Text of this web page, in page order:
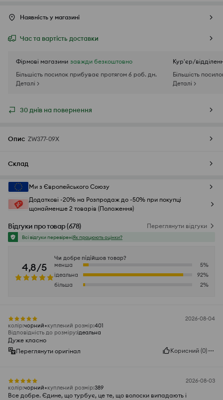
Наявність у магазині
Час та вартість доставки
Фірмові магазини завжди безкоштовно
Більшість посилок прибуває протягом 6 роб. дн.
Деталі >
Кур'єр/
Більшість
Деталі >
30 днів на повернення
Опис ZW377-09X
Склад
Ми з Європейського Союзу
Додаткові -20% на Розпродаж до -50% при покупці
щонайменше 2 товарів (Положення)
Відгуки про товар(678) Переглянути відгуки
Всі відгуки перевіреніЯк працюють оцінки?
4,8/5
Чи добре підійшов товар?
менша
5%
ідеальна
92%
більша
2%
2026-08-04
колір:чорний куплений розмір:401
Відповідність до розміру:ідеальна
Дуже класно
Переглянути оригінал
Корисний (0)
2026-08-03
колір:чорний куплений розмір:389
Все добре. Єдине, що турбує, це те, що волоски випадають і